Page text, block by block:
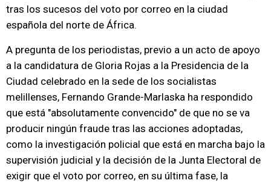
tras los sucesos del voto por correo en la ciudad
española del norte de África.
A pregunta de los periodistas, previo a un acto de apoyo
a la candidatura de Gloria Rojas a la Presidencia de la
Ciudad celebrado en la sede de los socialistas
melillenses, Fernando Grande-Marlaska ha respondido
que está "absolutamente convencido" de que no se va
producir ningún fraude tras las acciones adoptadas,
como la investigación policial que está en marcha bajo la
supervisión judicial y la decisión de la Junta Electoral de
exigir que el voto por correo, en su última fase, la